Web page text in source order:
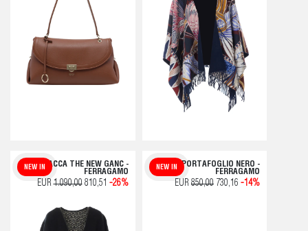
GIACCA THE NEW GANC -
FERRAGAMO
NEW IN
EUR1.090,00810,51 -26%
PORTAFOGLIO NERO -
FERRAGAMO
NEW IN
EUR 850,00 730,16 -14%